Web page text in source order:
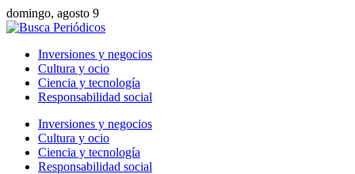
domingo, agosto 9
Inversiones y negocios
Cultura y ocio
Ciencia y tecnología
Responsabilidad social
Inversiones y negocios
Cultura y ocio
Ciencia y tecnología
Responsabilidad social